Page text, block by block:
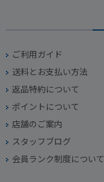
ご利用ガイド
送料とお支払い方法
返品特約について
ポイントについて
店舗のご案内
スタッフブログ
会員ランク制度について